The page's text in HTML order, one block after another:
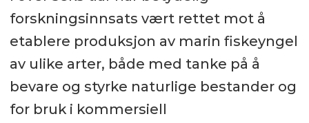
forskningsinnsats vært rettet mot å
etablere produksjon av marin fiskeyngel
av ulike arter, både med tanke på å
bevare og styrke naturlige bestander og
for bruk i kommersiell